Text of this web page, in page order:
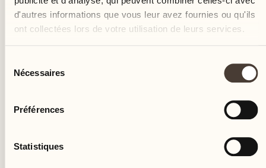
d'autres informations que vous leur avez fournies ou qu'ils
ont collectées lors de votre utilisation de leurs services.
Nécessaires
Préférences
Statistiques